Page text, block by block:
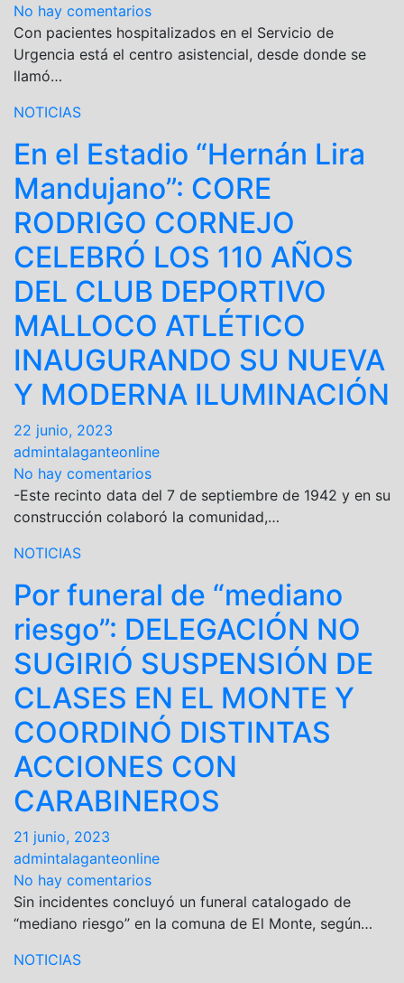
No hay comentarios
Con pacientes hospitalizados en el Servicio de
Urgencia está el centro asistencial, desde donde se
llamó…
NOTICIAS
En el Estadio “Hernán Lira
Mandujano”: CORE
RODRIGO CORNEJO
CELEBRÓ LOS 110 AÑOS
DEL CLUB DEPORTIVO
MALLOCO ATLÉTICO
INAUGURANDO SU NUEVA
Y MODERNA ILUMINACIÓN
22 junio, 2023
admintalaganteonline
No hay comentarios
-Este recinto data del 7 de septiembre de 1942 y en su
construcción colaboró la comunidad,…
NOTICIAS
Por funeral de “mediano
riesgo”: DELEGACIÓN NO
SUGIRIÓ SUSPENSIÓN DE
CLASES EN EL MONTE Y
COORDINÓ DISTINTAS
ACCIONES CON
CARABINEROS
21 junio, 2023
admintalaganteonline
No hay comentarios
Sin incidentes concluyó un funeral catalogado de
“mediano riesgo” en la comuna de El Monte, según…
NOTICIAS